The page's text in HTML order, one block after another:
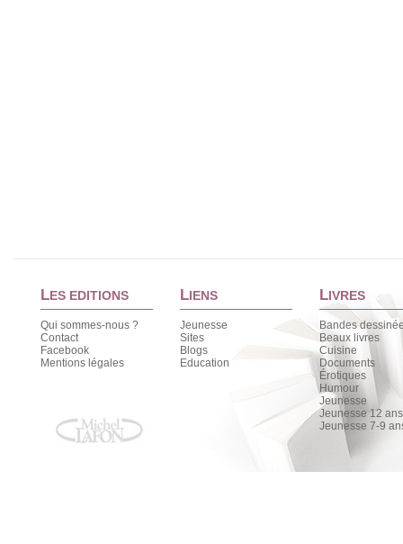
LES EDITIONS
Qui sommes-nous ?
Contact
Facebook
Mentions légales
LIENS
Jeunesse
Sites
Blogs
Education
LIVRES
Bandes
Beaux livres
Cuisine
Documents
Érotiques
Humour
Jeunesse
Jeunesse 12
Jeunesse 7-9